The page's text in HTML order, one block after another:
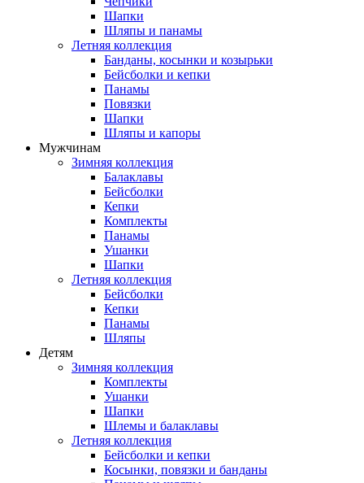
Шапки
Шляпы и панамы
Летняя коллекция
Банданы, косынки и козырьки
Бейсболки и кепки
Панамы
Повязки
Шапки
Шляпы и капоры
Мужчинам
Зимняя коллекция
Балаклавы
Бейсболки
Кепки
Комплекты
Панамы
Ушанки
Шапки
Летняя коллекция
Бейсболки
Кепки
Панамы
Шляпы
Детям
Зимняя коллекция
Комплекты
Ушанки
Шапки
Шлемы и балаклавы
Летняя коллекция
Бейсболки и кепки
Косынки, повязки и банданы